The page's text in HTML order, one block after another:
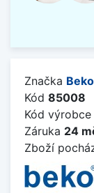
Značka Beko
Kód 85008
Kód výrobce
Záruka 24
Zboží